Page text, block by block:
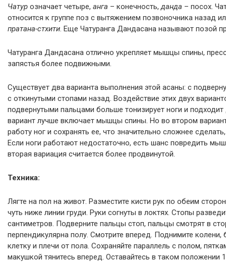
Чатур означает четыре, анга – конечность,данда – посох.
относится к группе поз с вытяжением позвоночника назад
пратана-стхити. Еще Чатуранга Дандасана называют позой
Чатуранга Дандасана отлично укрепляет мышцы спины,
запястья более подвижными.
Существует два варианта выполнения этой асаны: с
с откинутыми стопами назад. Воздействие этих двух
подвернутыми пальцами больше тонизирует ноги и
вариант лучше включает мышцы спины. Но во втором
работу ног и сохранять ее, что значительно сложнее
Если ноги работают недостаточно, есть шанс повредить
вторая вариация считается более продвинутой.
Техника:
Лягте на пол на живот. Разместите кисти рук по обеим
чуть ниже линии груди. Руки согнуты в локтях. Стопы
сантиметров. Подверните пальцы стоп, пальцы смотрят в
перпендикулярна полу. Смотрите вперед. Поднимите колени,
клетку и плечи от пола. Сохраняйте параллель с полом,
макушкой тянитесь вперед. Оставайтесь в таком положении